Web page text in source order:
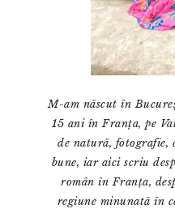
M-am născut în
15 ani în Franța, pe
de natură,
bune, iar aici scriu
român în Franța,
regiune minunată în